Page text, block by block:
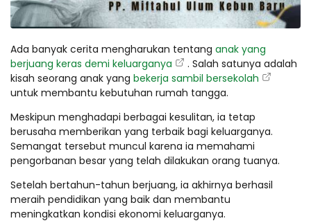
Ada banyak cerita mengharukan tentang anak yang
berjuang keras demi keluarganya
. Salah satunya adalah
kisah seorang anak yang bekerja sambil bersekolah
untuk membantu kebutuhan rumah tangga.
Meskipun menghadapi berbagai kesulitan, ia tetap
berusaha memberikan yang terbaik bagi keluarganya.
Semangat tersebut muncul karena ia memahami
pengorbanan besar yang telah dilakukan orang tuanya.
Setelah bertahun-tahun berjuang, ia akhirnya berhasil
meraih pendidikan yang baik dan membantu
meningkatkan kondisi ekonomi keluarganya.